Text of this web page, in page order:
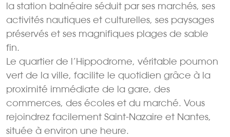
la station balnéaire séduit par ses marchés, ses
activités nautiques et culturelles, ses paysages
préservés et ses magnifiques plages de sable
fin.
Le quartier de l’Hippodrome, véritable poumon
vert de la ville, facilite le quotidien grâce à la
proximité immédiate de la gare, des
commerces, des écoles et du marché. Vous
rejoindrez facilement Saint-Nazaire et Nantes,
située à environ une heure.